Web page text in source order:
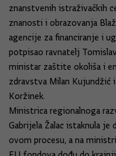
znanstvenih istraživačkih
znanosti i obrazovanja
agencije za financiranje i
potpisao ravnatelj
ministar zaštite okoliša i
zdravstva Milan Kujundžić
Koržinek.
Ministrica regionalnoga
Gabrijela Žalac istaknula
ovom procesu, a na